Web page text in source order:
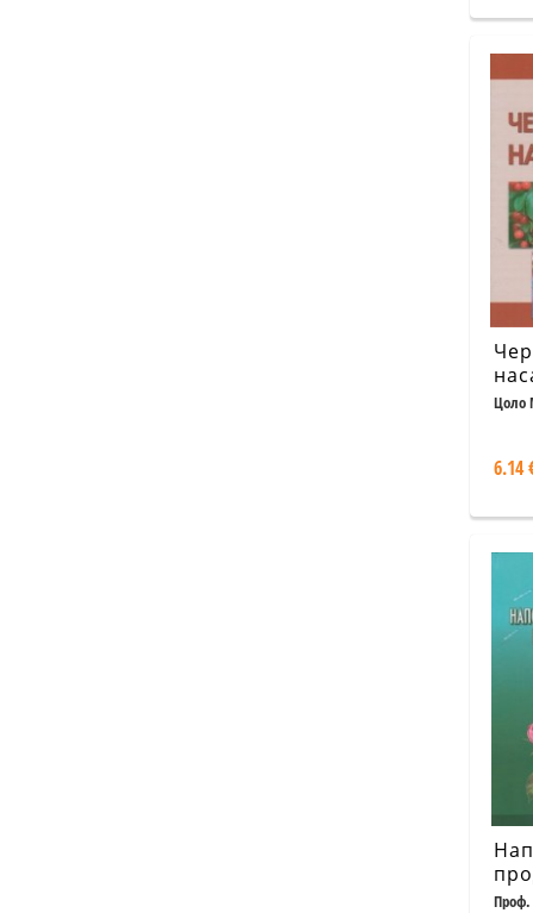
Цоло
6.14
Проф.